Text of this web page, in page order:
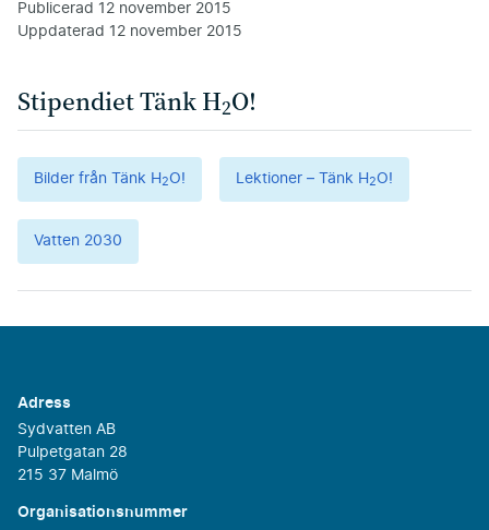
Publicerad 12 november 2015
Uppdaterad 12 november 2015
Stipendiet Tänk H2O!
Bilder från Tänk H 2O! Lektioner – Tänk H 2O!
Vatten 2030
Adress
Sydvatten AB
Pulpetgatan 28
215 37 Malmö
Organisationsnummer